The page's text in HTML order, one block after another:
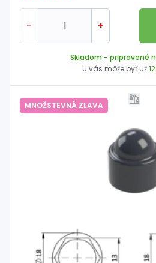
- +
Skladom - pripravené
U vás môže byť už
MNOŽSTEVNÁ ZĽAVA